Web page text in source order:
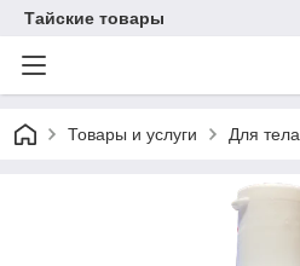
Тайские товары
Товары и услуги Для тела